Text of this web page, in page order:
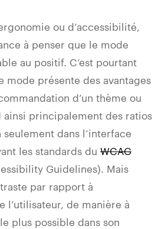
ou d’accessibilité,
à penser que le mode
au positif. C’est pourtant
mode présente des avantages
d’un thème ou
ainsi principalement des ratios
dans l’interface
les standards du WCAG
Guidelines). Mais
par rapport à
l’utilisateur, de manière à
plus possible dans son